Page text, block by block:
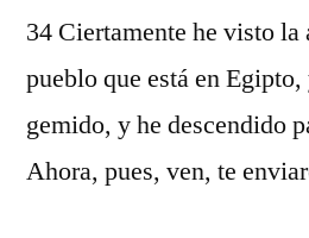
34 Ciertamente he visto
pueblo que está en
gemido, y he descendido
Ahora, pues, ven, te